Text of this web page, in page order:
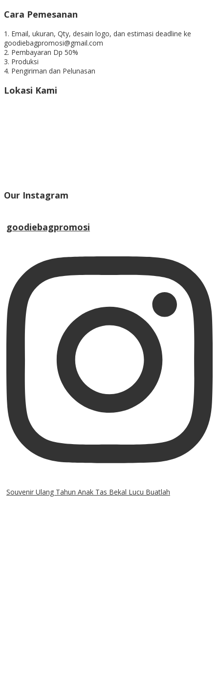
Cara Pemesanan
1. Email, ukuran, Qty, desain logo, dan estimasi deadline ke
goodiebagpromosi@gmail.com
2. Pembayaran Dp 50%
3. Produksi
4. Pengiriman dan Pelunasan
Lokasi Kami
Our Instagram
goodiebagpromosi
Souvenir Ulang Tahun Anak Tas Bekal Lucu Buatlah